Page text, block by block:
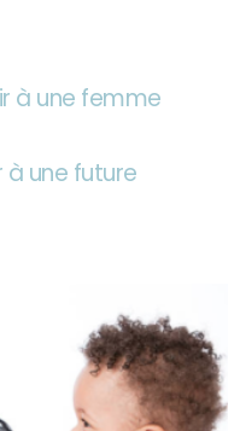
à une femme
une future